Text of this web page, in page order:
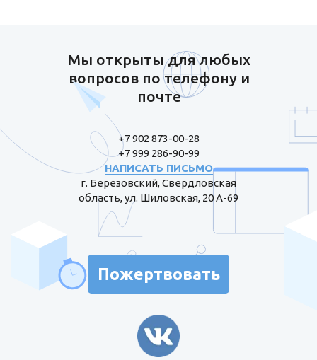
Мы открыты для любых
вопросов по телефону и
почте
+7 902 873-00-28
+7 999 286-90-99
НАПИСАТЬ ПИСЬМО
г. Березовский, Свердловская
область, ул. Шиловская, 20 А-69
Пожертвовать